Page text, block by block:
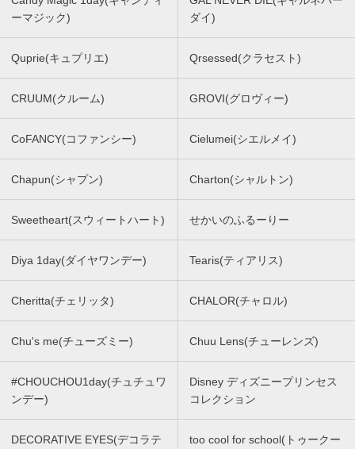
ーマジック)
ダイ)
Quprie(キュプリエ) Qrsessed(クラセスト)
CRUUM(クルーム) GROVI(グロヴィー)
CoFANCY(コファンシー) Cielumei(シエルメイ)
Chapun(シャプン) Charton(シャルトン)
Sweetheart(スウィートハート) せかいのふるーりー
Diya 1day(ダイヤワンデー) Tearis(ティアリス)
Cheritta(チェリッタ) CHALOR(チャロル)
Chu's me(チューズミー) Chuu Lens(チューレンズ)
#CHOUCHOU1day(チュチュワ
ンデー)
Disney ディズニープリンセス
コレクション
DECORATIVE EYES(デコラテ
too cool for school(トゥークー